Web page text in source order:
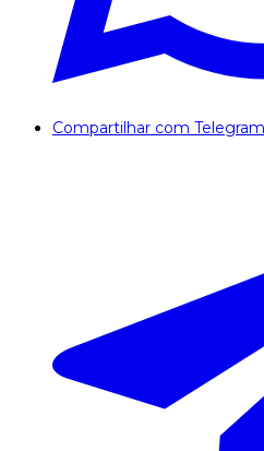
Compartilhar com Telegram